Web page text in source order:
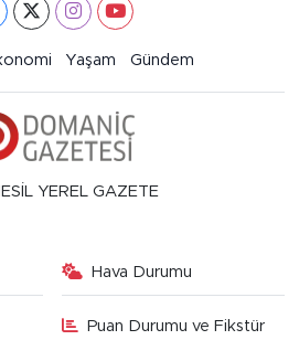
Yaşam Gündem
YEREL GAZETE
Hava Durumu
Puan Durumu ve Fikstür